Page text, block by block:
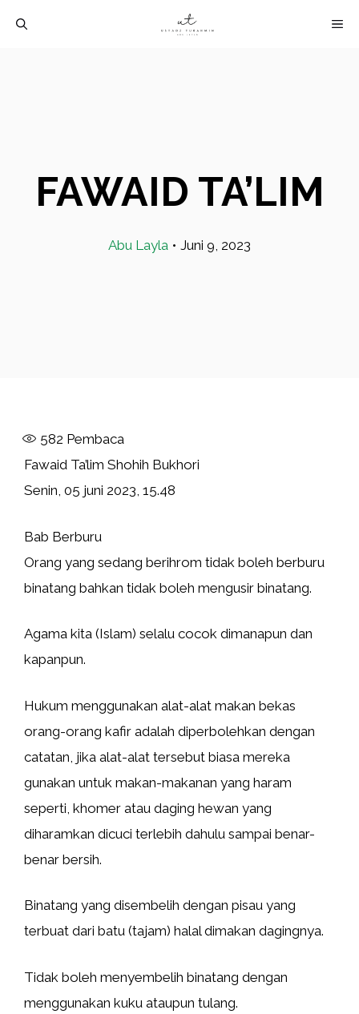
FAWAID TA’LIM
Abu Layla • Juni 9, 2023
582 Pembaca
Fawaid Ta’lim Shohih Bukhori
Senin, 05 juni 2023, 15.48
Bab Berburu
Orang yang sedang berihrom tidak boleh berburu
binatang bahkan tidak boleh mengusir binatang.
Agama kita (Islam) selalu cocok dimanapun dan
kapanpun.
Hukum menggunakan alat-alat makan bekas
orang-orang kafir adalah diperbolehkan dengan
catatan, jika alat-alat tersebut biasa mereka
gunakan untuk makan-makanan yang haram
seperti, khomer atau daging hewan yang
diharamkan dicuci terlebih dahulu sampai benar-
benar bersih.
Binatang yang disembelih dengan pisau yang
terbuat dari batu (tajam) halal dimakan dagingnya.
Tidak boleh menyembelih binatang dengan
menggunakan kuku ataupun tulang.